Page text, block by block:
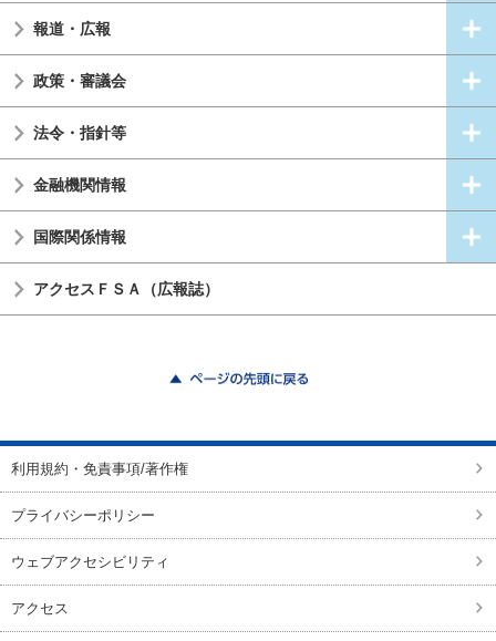
報道・広報
政策・審議会
法令・指針等
金融機関情報
国際関係情報
アクセスＦＳＡ（広報誌）
利用規約・免責事項/著作権
プライバシーポリシー
ウェブアクセシビリティ
アクセス